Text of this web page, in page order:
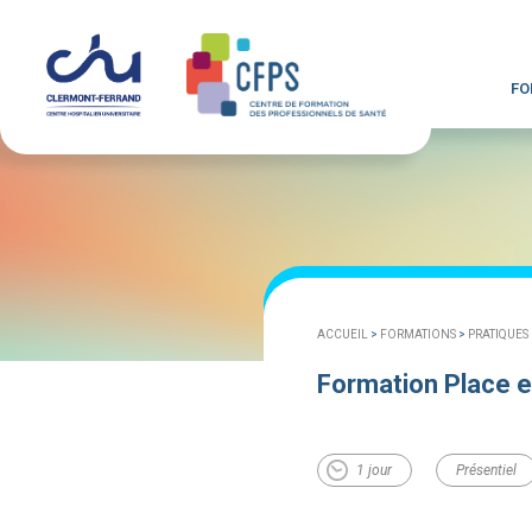
ACCUEIL > FORMATIONS >
Formation Place
1 jour Présentiel